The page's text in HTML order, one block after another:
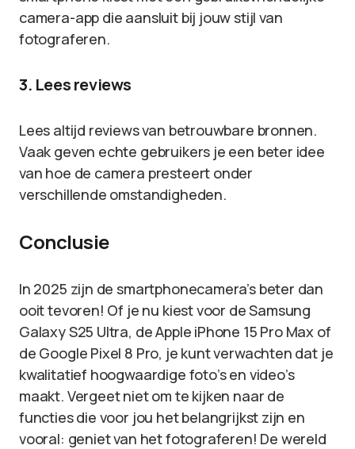
camera-app die aansluit bij jouw stijl van
fotograferen.
3. Lees reviews
Lees altijd reviews van betrouwbare bronnen.
Vaak geven echte gebruikers je een beter idee
van hoe de camera presteert onder
verschillende omstandigheden.
Conclusie
In 2025 zijn de smartphonecamera’s beter dan
ooit tevoren! Of je nu kiest voor de Samsung
Galaxy S25 Ultra, de Apple iPhone 15 Pro Max of
de Google Pixel 8 Pro, je kunt verwachten dat je
kwalitatief hoogwaardige foto’s en video’s
maakt. Vergeet niet om te kijken naar de
functies die voor jou het belangrijkst zijn en
vooral: geniet van het fotograferen! De wereld